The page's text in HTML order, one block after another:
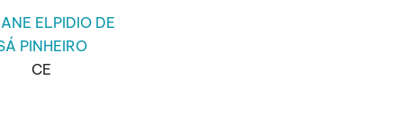
ELPIDIO DE
PINHEIRO
CE